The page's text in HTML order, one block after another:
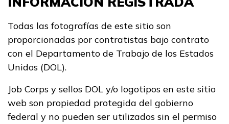
Todas las fotografías de este sitio son
proporcionadas por contratistas bajo contrato
con el Departamento de Trabajo de los Estados
Unidos (DOL).
Job Corps y sellos DOL y/o logotipos en este sitio
web son propiedad protegida del gobierno
federal y no pueden ser utilizados sin el permiso